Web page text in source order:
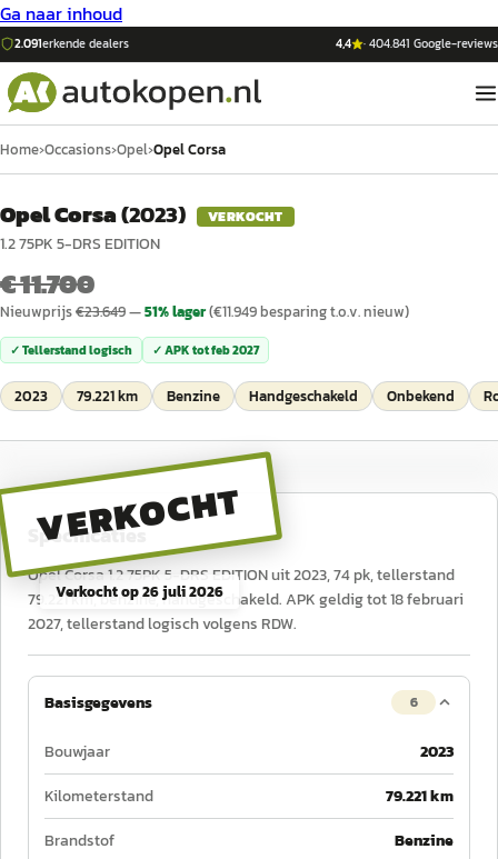
Ga naar inhoud
2.091erkende dealers 4,4 ·404.841 Google-reviews
Home›Occasions›Opel›Opel Corsa
Opel Corsa(2023) VERKOCHT
1.2 75PK 5-DRS EDITION
€ 11.700
Nieuwprijs€23.649—51% lager(€11.949besparing t.o.v. nieuw)
✓ Tellerstand logisch ✓ APK totfeb 2027
2023 79.221 km Benzine Handgeschakeld Onbekend
VERKOCHT
Verkocht op26 juli 2026
Specificaties
Opel Corsa 1.2 75PK 5-DRS EDITION uit 2023, 74 pk, tellerstand
79.221 km, benzine, handgeschakeld. APK geldig tot 18 februari
2027, tellerstand logisch volgens RDW.
Basisgegevens 6
Bouwjaar
2023
Kilometerstand
79.221 km
Brandstof
Benzine